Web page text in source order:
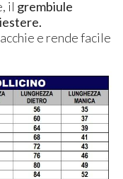
il grembiule
e rende facile